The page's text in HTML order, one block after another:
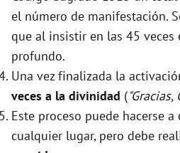
el número de manifestación.
que al insistir en las 45
profundo.
Una vez finalizada la
veces a la divinidad ("Gracias,
Este proceso puede hacerse
cualquier lugar, pero debe